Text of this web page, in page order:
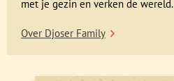
met je gezin en verken de wereld.
Over Djoser Family